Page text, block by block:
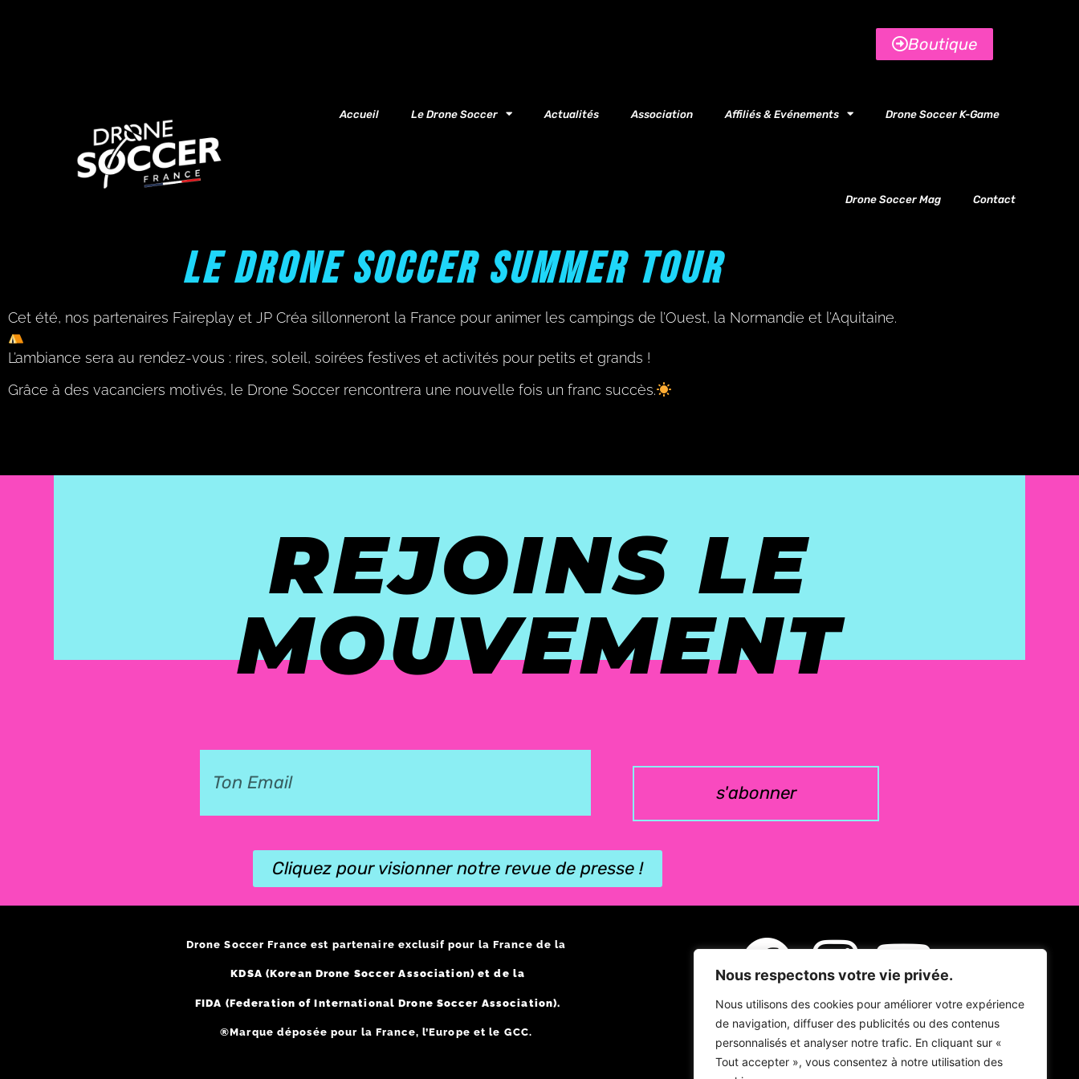
Nous respectons votre vie privée.
Nous utilisons des cookies pour améliorer votre expérience
de navigation, diffuser des publicités ou des contenus
personnalisés et analyser notre trafic. En cliquant sur «
Tout accepter », vous consentez à notre utilisation des
Boutique
Accueil Le Drone Soccer Actualités Association Affiliés & Evénements Drone Soccer K-Game
Drone Soccer Mag Contact
LE DRONE SOCCER SUMMER TOUR
Cet été, nos partenaires Faireplay et JP Créa sillonneront la France pour animer les campings de l’Ouest, la Normandie et l’Aquitaine.
L’ambiance sera au rendez-vous : rires, soleil, soirées festives et activités pour petits et grands !
Grâce à des vacanciers motivés, le Drone Soccer rencontrera une nouvelle fois un franc succès.
REJOINS LE
MOUVEMENT
s'abonner
Cliquez pour visionner notre revue de presse !
Drone Soccer France est partenaire exclusif pour la France de la
KDSA (Korean Drone Soccer Association) et de la
FIDA (Federation of International Drone Soccer Association).
®Marque déposée pour la France, l’Europe et le GCC.